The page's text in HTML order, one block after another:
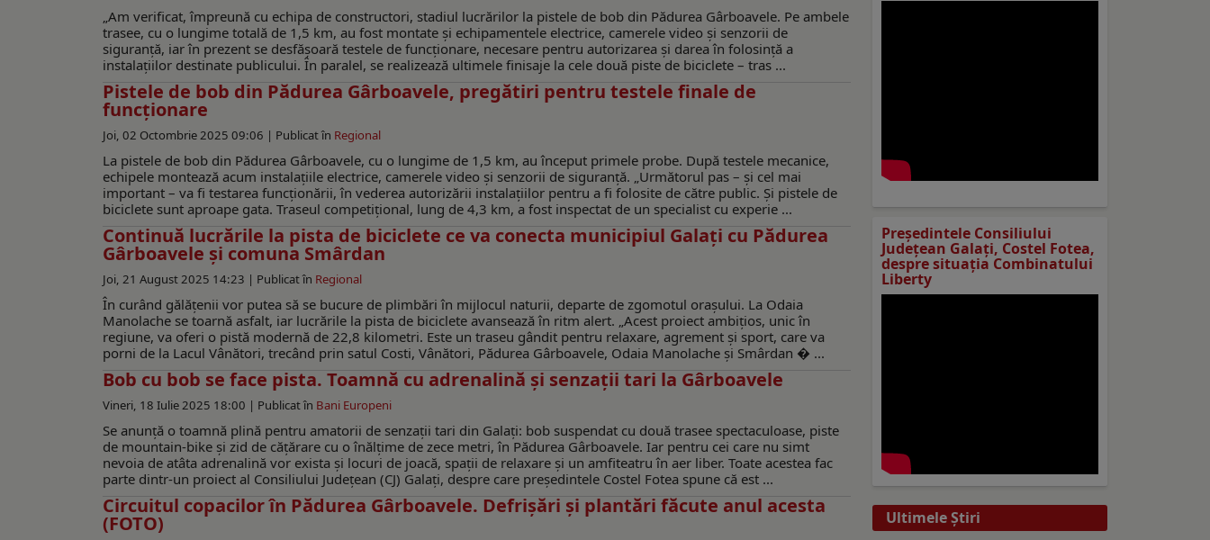
„Am verificat, împreună cu echipa de constructori, stadiul lucrărilor la pistele de bob din Pădurea Gârboavele. Pe ambele
trasee, cu o lungime totală de 1,5 km, au fost montate și echipamentele electrice, camerele video și senzorii de
siguranță, iar în prezent se desfășoară testele de funcționare, necesare pentru autorizarea și darea în folosință a
instalațiilor destinate publicului. În paralel, se realizează ultimele finisaje la cele două piste de biciclete – tras ...
Pistele de bob din Pădurea Gârboavele, pregătiri pentru testele finale de
funcționare
Joi, 02 Octombrie 2025 09:06 | Publicat în Regional
La pistele de bob din Pădurea Gârboavele, cu o lungime de 1,5 km, au început primele probe. După testele mecanice,
echipele montează acum instalațiile electrice, camerele video și senzorii de siguranță. „Următorul pas – și cel mai
important – va fi testarea funcționării, în vederea autorizării instalațiilor pentru a fi folosite de către public. Și pistele de
biciclete sunt aproape gata. Traseul competițional, lung de 4,3 km, a fost inspectat de un specialist cu experie ...
Continuă lucrările la pista de biciclete ce va conecta municipiul Galați cu Pădurea
Gârboavele și comuna Smârdan
Joi, 21 August 2025 14:23 | Publicat în Regional
În curând gălățenii vor putea să se bucure de plimbări în mijlocul naturii, departe de zgomotul orașului. La Odaia
Manolache se toarnă asfalt, iar lucrările la pista de biciclete avansează în ritm alert. „Acest proiect ambițios, unic în
regiune, va oferi o pistă modernă de 22,8 kilometri. Este un traseu gândit pentru relaxare, agrement și sport, care va
porni de la Lacul Vânători, trecând prin satul Costi, Vânători, Pădurea Gârboavele, Odaia Manolache și Smârdan � ...
Bob cu bob se face pista. Toamnă cu adrenalină şi senzaţii tari la Gârboavele
Vineri, 18 Iulie 2025 18:00 | Publicat în Bani Europeni
Se anunţă o toamnă plină pentru amatorii de senzaţii tari din Galaţi: bob suspendat cu două trasee spectaculoase, piste
de mountain-bike şi zid de cățărare cu o înălțime de zece metri, în Pădurea Gârboavele. Iar pentru cei care nu simt
nevoia de atâta adrenalină vor exista şi locuri de joacă, spații de relaxare și un amfiteatru în aer liber. Toate acestea fac
parte dintr-un proiect al Consiliului Judeţean (CJ) Galaţi, despre care preşedintele Costel Fotea spune că est ...
Circuitul copacilor în Pădurea Gârboavele. Defrişări şi plantări făcute anul acesta
(FOTO)
Preşedintele Consiliului
Judeţean Galaţi, Costel Fotea,
despre situaţia Combinatului
Liberty
Ultimele Ştiri